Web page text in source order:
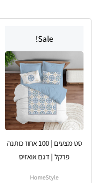
Sale!
סט מצעים | 100 אחוז כותנה
פרקל | דגם אואזיס
HomeStyle
עד
⁦₪ 275⁩
יש
מספר
סוגים.
ניתן
לבחור
את
האפשרויות
בעמוד
המוצר